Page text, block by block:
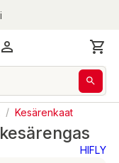
/ Kesärenkaat
HIFLY